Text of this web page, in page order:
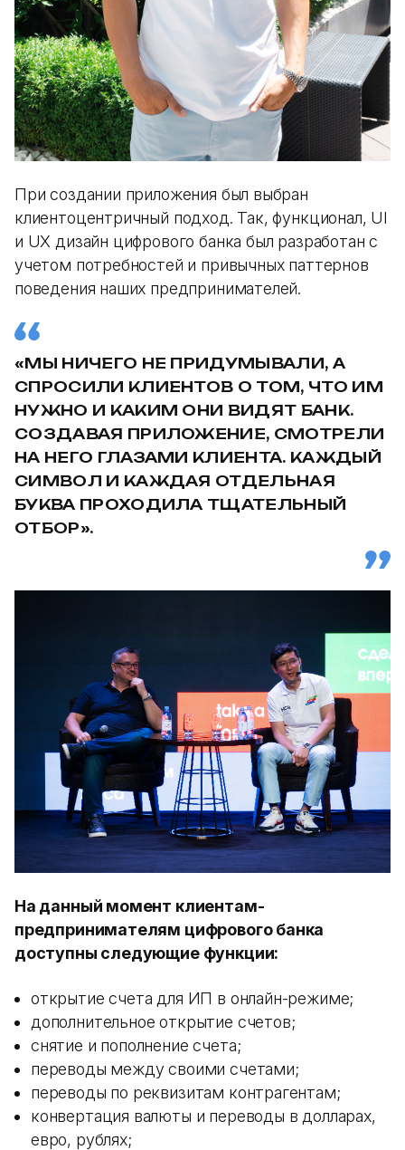
При создании приложения был выбран
клиентоцентричный подход. Так, функционал, UI
и UX дизайн цифрового банка был разработан с
учетом потребностей и привычных паттернов
поведения наших предпринимателей.
«МЫ НИЧЕГО НЕ ПРИДУМЫВАЛИ, А
СПРОСИЛИ КЛИЕНТОВ О ТОМ, ЧТО ИМ
НУЖНО И КАКИМ ОНИ ВИДЯТ БАНК.
СОЗДАВАЯ ПРИЛОЖЕНИЕ, СМОТРЕЛИ
НА НЕГО ГЛАЗАМИ КЛИЕНТА. КАЖДЫЙ
СИМВОЛ И КАЖДАЯ ОТДЕЛЬНАЯ
БУКВА ПРОХОДИЛА ТЩАТЕЛЬНЫЙ
ОТБОР».
На данный момент клиентам-
предпринимателям цифрового банка
доступны следующие функции:
открытие счета для ИП в онлайн-режиме;
дополнительное открытие счетов;
снятие и пополнение счета;
переводы между своими счетами;
переводы по реквизитам контрагентам;
конвертация валюты и переводы в долларах,
евро, рублях;